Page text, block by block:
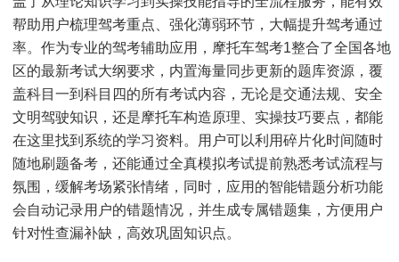
帮助用户梳理驾考重点、强化薄弱环节，大幅提升驾考通过
率。作为专业的驾考辅助应用，摩托车驾考1整合了全国各地
区的最新考试大纲要求，内置海量同步更新的题库资源，覆
盖科目一到科目四的所有考试内容，无论是交通法规、安全
文明驾驶知识，还是摩托车构造原理、实操技巧要点，都能
在这里找到系统的学习资料。用户可以利用碎片化时间随时
随地刷题备考，还能通过全真模拟考试提前熟悉考试流程与
氛围，缓解考场紧张情绪，同时，应用的智能错题分析功能
会自动记录用户的错题情况，并生成专属错题集，方便用户
针对性查漏补缺，高效巩固知识点。